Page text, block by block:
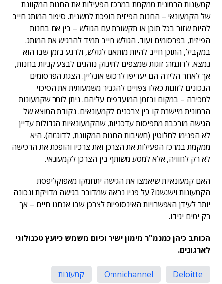
קמעונות הרמונית ממקמת במרכז הפעילות את החנות המקוונת
של הקמעונאי – החנות הפיזית הופכת למשנית. סיפור המותג חייב
להיות שזור בכל תוכן או תקשורת עם הגולש – בין אם בחנות
הפיזית, בפרסומים ועוד. הגולש חייב תמיד להרגיש את המותג.
במקביל, התוכן חייב להיות מותאם לגולש, ולרגע בזמן שבו הוא
נמצא. לדוגמה: זוגות שמצפים לתינוק נוהגים לבצע קניות בחנות,
אך לאחר הלידה הם יעדיפו לרכוש אונליין. הצגת הפרסומים
הנכונים לזוגות כאלו צפויים להגביר משמעותית את הסיכוי
למכירה – במקום ובזמן המועדפים עליהם. ניתן לומר שקמעונות
הרמונית מיישרת קו בין צרכנים לקמעונאים. נקודת המוצא של
הגישה מורכבת מתפיסות עדכניות, שהקמעונאיות הגדולות עדיין
לא הפנימו לחלוטין (חשיבות החנות המקוונת, לדוגמה). היא
ממקמת במרכז הפעילות את הצרכן ואת צרכיו והופכת את הרכישה
לא רק לחוויה, אלא למסע משותף בין הצרכן לקמעונאי.
האם קמעונאיות שיאמצו את הגישה יתחמקו מאפוקליפסת
הקמעונות וישגשגו? על פניו נראה שמדובר בגישה מדויקת ונכונה
יותר לעידן האפשרויות האינסופיות לצרכן שבו אנחנו חיים – אך
רק ימים יגידו.
הכותב כיהן כמנמ"ר מימון ישיר וכיום משמש כיועץ טכנולוגי
לארגונים.
Deloitte
Omnichannel
קמעונות